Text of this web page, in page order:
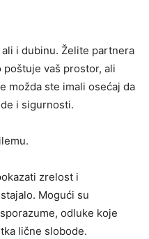
i dubinu. Želite partnera
poštuje vaš prostor, ali
možda ste imali osećaj da
i sigurnosti.
zrelost i
Mogući su
odluke koje
lične slobode.